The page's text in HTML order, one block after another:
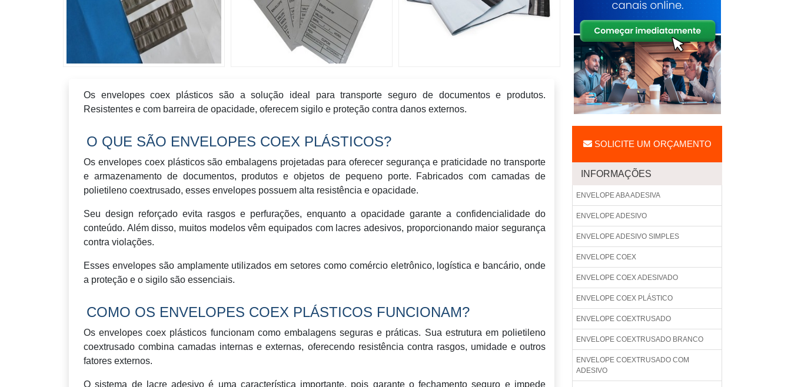
Os envelopes coex plásticos são a solução ideal para transporte seguro de documentos e produtos.
Resistentes e com barreira de opacidade, oferecem sigilo e proteção contra danos externos.
O QUE SÃO ENVELOPES COEX PLÁSTICOS?
Os envelopes coex plásticos são embalagens projetadas para oferecer segurança e praticidade no transporte
e armazenamento de documentos, produtos e objetos de pequeno porte. Fabricados com camadas de
polietileno coextrusado, esses envelopes possuem alta resistência e opacidade.
Seu design reforçado evita rasgos e perfurações, enquanto a opacidade garante a confidencialidade do
conteúdo. Além disso, muitos modelos vêm equipados com lacres adesivos, proporcionando maior segurança
contra violações.
Esses envelopes são amplamente utilizados em setores como comércio eletrônico, logística e bancário, onde
a proteção e o sigilo são essenciais.
COMO OS ENVELOPES COEX PLÁSTICOS FUNCIONAM?
Os envelopes coex plásticos funcionam como embalagens seguras e práticas. Sua estrutura em polietileno
coextrusado combina camadas internas e externas, oferecendo resistência contra rasgos, umidade e outros
fatores externos.
O sistema de lacre adesivo é uma característica importante, pois garante o fechamento seguro e impede
SOLICITE UM ORÇAMENTO
INFORMAÇÕES
ENVELOPE ABA ADESIVA
ENVELOPE ADESIVO
ENVELOPE ADESIVO SIMPLES
ENVELOPE COEX
ENVELOPE COEX ADESIVADO
ENVELOPE COEX PLÁSTICO
ENVELOPE COEXTRUSADO
ENVELOPE COEXTRUSADO BRANCO
ENVELOPE COEXTRUSADO COM
ADESIVO